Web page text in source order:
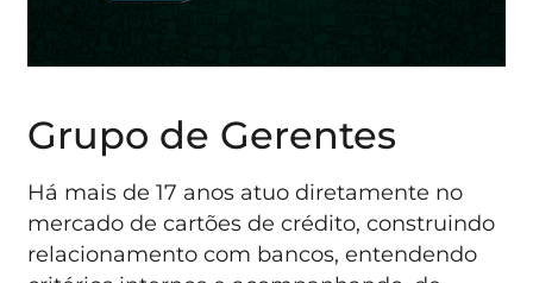
Grupo de Gerentes
Há mais de 17 anos atuo diretamente no
mercado de cartões de crédito, construindo
relacionamento com bancos, entendendo